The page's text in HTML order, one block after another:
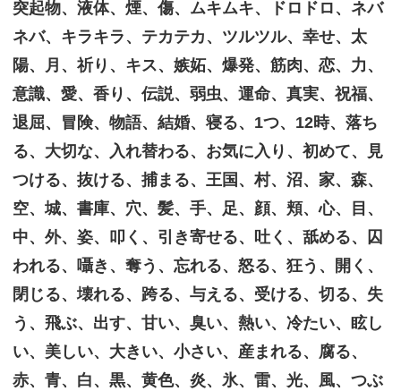
突起物、液体、煙、傷、ムキムキ、ドロドロ、ネバ
ネバ、キラキラ、テカテカ、ツルツル、幸せ、太
陽、月、祈り、キス、嫉妬、爆発、筋肉、恋、力、
意識、愛、香り、伝説、弱虫、運命、真実、祝福、
退屈、冒険、物語、結婚、寝る、1つ、12時、落ち
る、大切な、入れ替わる、お気に入り、初めて、見
つける、抜ける、捕まる、王国、村、沼、家、森、
空、城、書庫、穴、髪、手、足、顔、頬、心、目、
中、外、姿、叩く、引き寄せる、吐く、舐める、囚
われる、囁き、奪う、忘れる、怒る、狂う、開く、
閉じる、壊れる、跨る、与える、受ける、切る、失
う、飛ぶ、出す、甘い、臭い、熱い、冷たい、眩し
い、美しい、大きい、小さい、産まれる、腐る、
赤、青、白、黒、黄色、炎、氷、雷、光、風、つぶ